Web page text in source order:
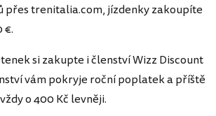
přes trenitalia.com, jízdenky zakoupíte
€.
si zakupte i členství Wizz Discount
vám pokryje roční poplatek a příště
o 400 Kč levněji.